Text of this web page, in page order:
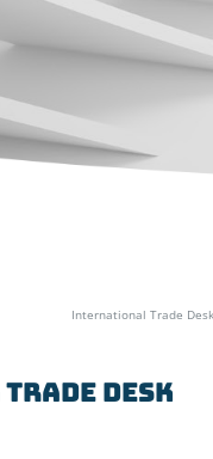
International Trade Desk
Desk